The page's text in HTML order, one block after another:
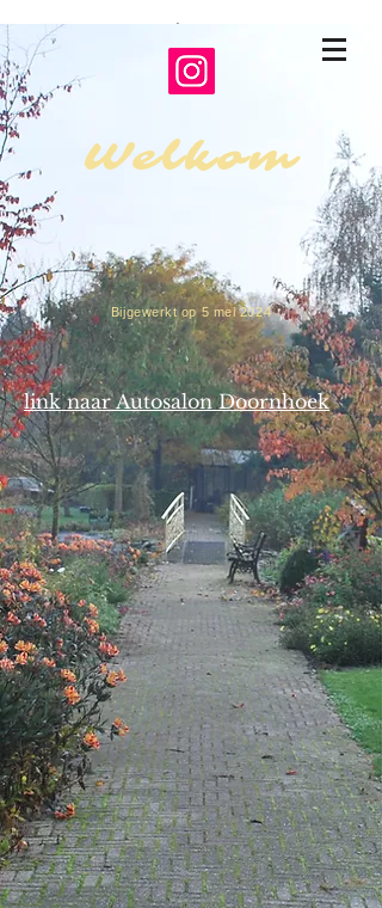
Bomentuin
Doornhoek
Welkom
Bijgewerkt op 5 mei 2024
link naar Autosalon Doornhoek